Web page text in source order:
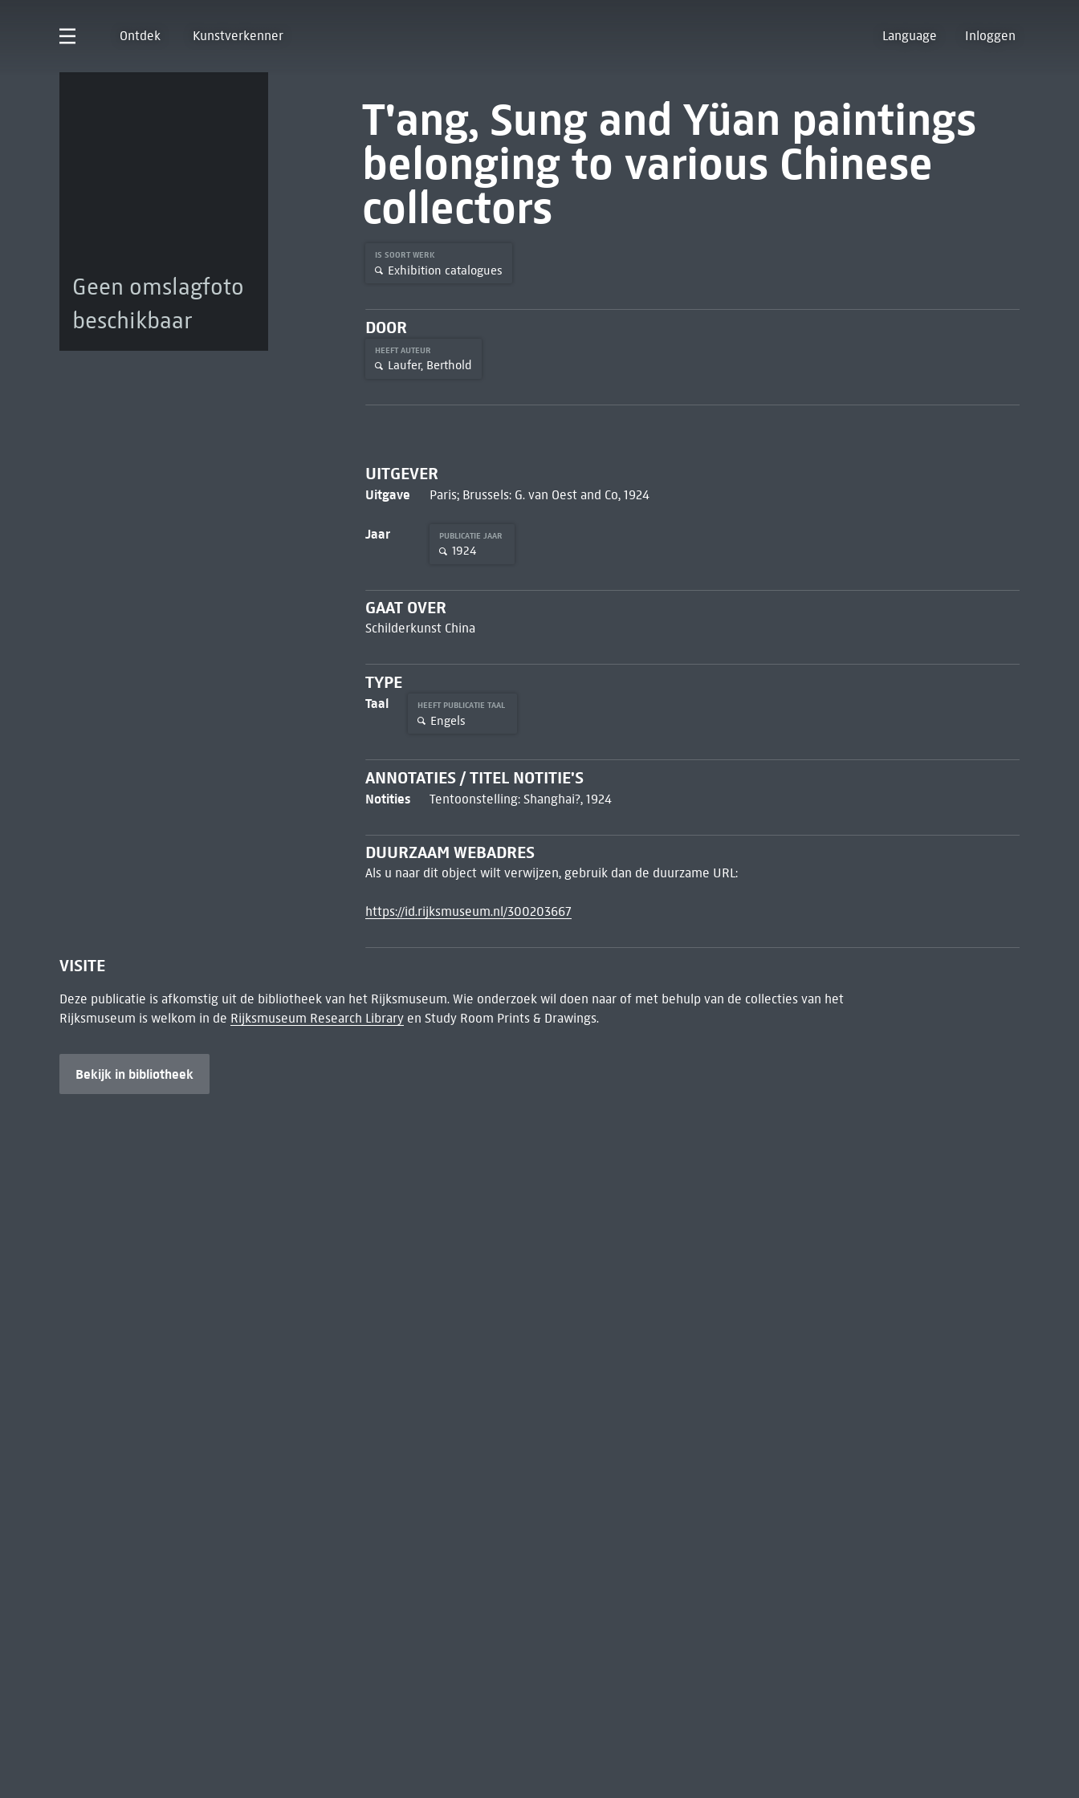
Ontdek Kunstverkenner Language Inloggen
Geen omslagfoto
beschikbaar
T'ang, Sung and Yüan paintings
belonging to various Chinese
collectors
IS SOORT WERK
Exhibition catalogues
DOOR
HEEFT AUTEUR
Laufer, Berthold
UITGEVER
Uitgave Paris; Brussels: G. van Oest and Co, 1924
Jaar PUBLICATIE JAAR
1924
GAAT OVER
Schilderkunst China
TYPE
Taal HEEFT PUBLICATIE TAAL
Engels
ANNOTATIES / TITEL NOTITIE'S
Notities Tentoonstelling: Shanghai?, 1924
DUURZAAM WEBADRES
Als u naar dit object wilt verwijzen, gebruik dan de duurzame URL:
https://id.rijksmuseum.nl/300203667
VISITE
Deze publicatie is afkomstig uit de bibliotheek van het Rijksmuseum. Wie onderzoek wil doen naar of met behulp van de collecties van het
Rijksmuseum is welkom in de Rijksmuseum Research Libraryen Study Room Prints & Drawings.
Bekijk in bibliotheek